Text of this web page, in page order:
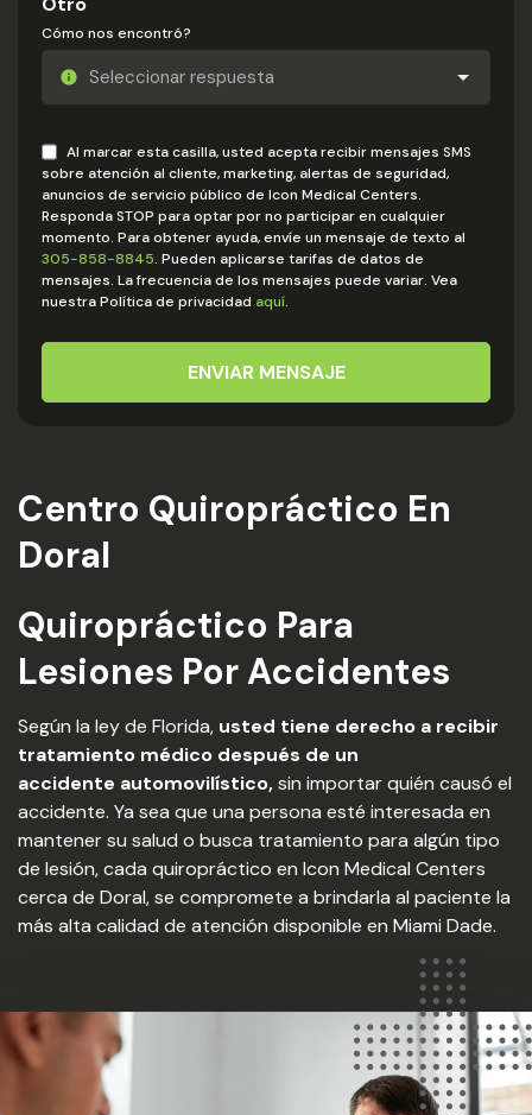
Cómo nos encontró?
Al marcar esta casilla, usted acepta recibir mensajes SMS
sobre atención al cliente, marketing, alertas de seguridad,
anuncios de servicio público de Icon Medical Centers.
Responda STOP para optar por no participar en cualquier
momento. Para obtener ayuda, envíe un mensaje de texto al
305-858-8845. Pueden aplicarse tarifas de datos de
mensajes. La frecuencia de los mensajes puede variar. Vea
nuestra Política de privacidad aquí.
ENVIAR MENSAJE
Centro Quiropráctico En
Doral
Quiropráctico Para
Lesiones Por Accidentes
Según la ley de Florida, usted tiene derecho a recibir
tratamiento médico después de un
accidente automovilístico,sin importar quién causó el
accidente. Ya sea que una persona esté interesada en
mantener su salud o busca tratamiento para algún tipo
de lesión, cada quiropráctico en Icon Medical Centers
cerca de Doral, se compromete a brindarla al paciente la
más alta calidad de atención disponible en Miami Dade.